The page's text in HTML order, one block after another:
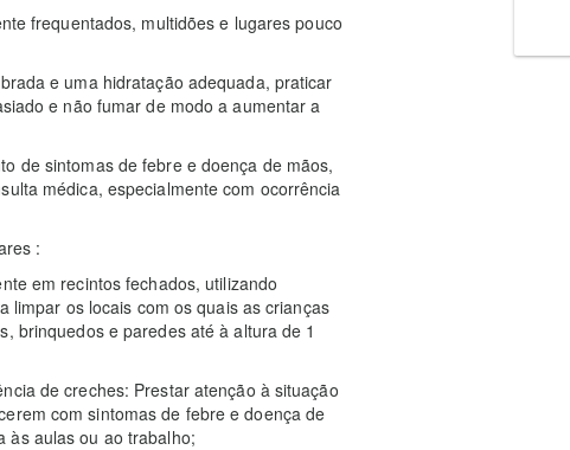
frequentados, multidões e lugares pouco
e uma hidratação adequada, praticar
e não fumar de modo a aumentar a
de sintomas de febre e doença de mãos,
médica, especialmente com ocorrência
:
em recintos fechados, utilizando
limpar os locais com os quais as crianças
brinquedos e paredes até à altura de 1
de creches: Prestar atenção à situação
com sintomas de febre e doença de
às aulas ou ao trabalho;